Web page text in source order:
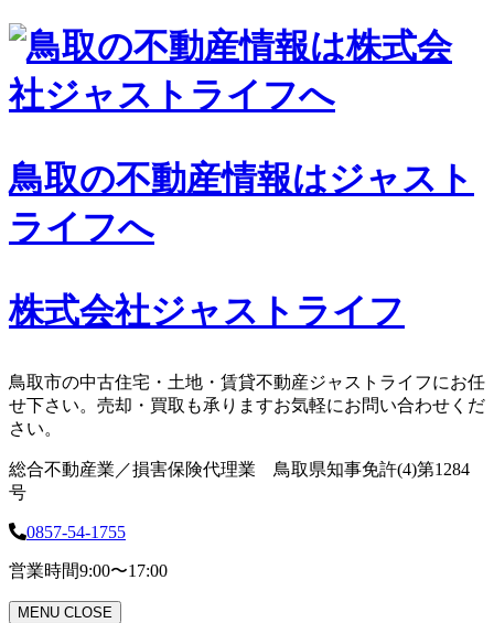
コ
テ
ン
ス
キ
ッ
プ
鳥取の不動産情報はジャスト
ライフへ
株式会社ジャストライフ
鳥取市の中古住宅・土地・賃貸不動産ジャストライフにお任
せ下さい。売却・買取も承りますお気軽にお問い合わせくだ
さい。
総合不動産業／損害保険代理業 鳥取県知事免許(4)第1284
号
0857-54-1755
営業時間9:00〜17:00
MENU CLOSE